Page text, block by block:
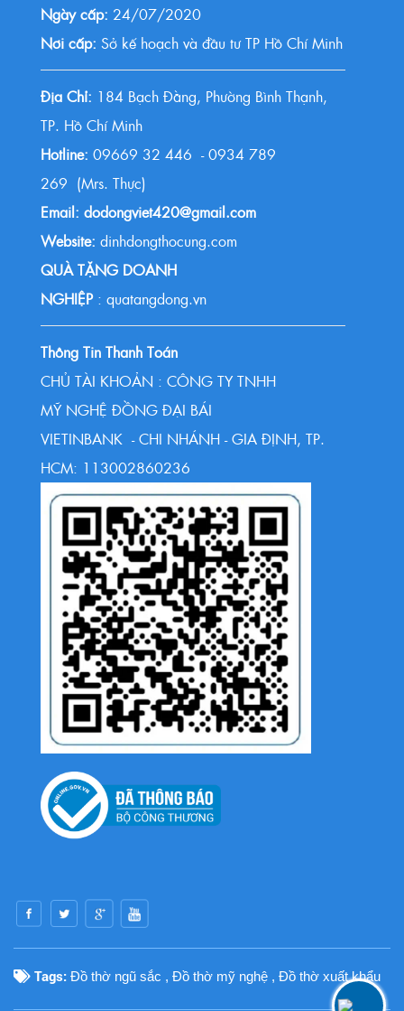
Ngày cấp: 24/07/2020
Nơi cấp: Sở kế hoạch và đầu tư TP Hồ Chí Minh
Địa Chỉ: 184 Bạch Đằng, Phường Bình Thạnh,
TP. Hồ Chí Minh
Hotline: 09669 32 446 - 0934 789
269 (Mrs. Thực)
Email: dodongviet420@gmail.com
Website: dinhdongthocung.com
QUÀ TẶNG DOANH
NGHIỆP : quatangdong.vn
Thông Tin Thanh Toán
CHỦ TÀI KHOẢN : CÔNG TY TNHH
MỸ NGHỆ ĐỒNG ĐẠI BÁI
VIETINBANK - CHI NHÁNH - GIA ĐỊNH, TP.
HCM: 113002860236
Tags: Đồ thờ ngũ sắc , Đồ thờ mỹ nghệ , Đồ thờ xuất khẩu